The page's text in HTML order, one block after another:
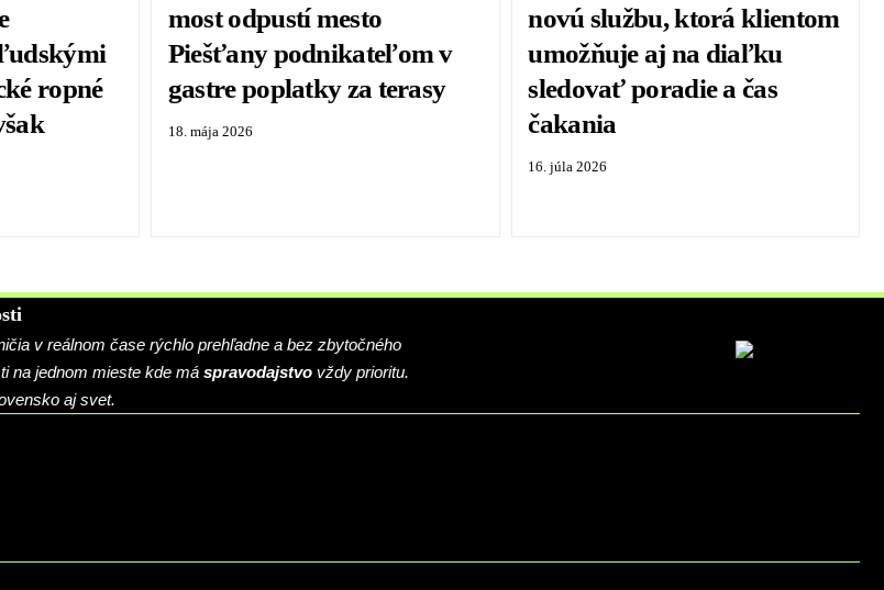
ropné
most odpustí mesto
Piešťany podnikateľom v
gastre poplatky za terasy
18. mája 2026
novú službu, ktorá klientom
umožňuje aj na diaľku
sledovať poradie a čas
čakania
16. júla 2026
v reálnom čase rýchlo prehľadne a bez zbytočného
na jednom mieste kde má spravodajstvo vždy prioritu.
aj svet.